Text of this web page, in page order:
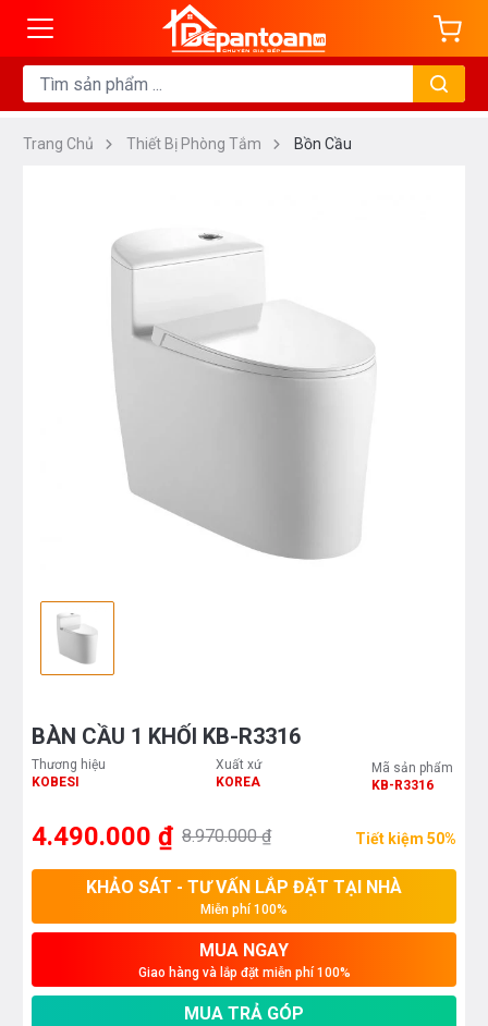
Trang Chủ Thiết Bị Phòng Tắm Bồn Cầu
BÀN CẦU 1 KHỐI KB-R3316
Thương hiệu
KOBESI
Xuất xứ
KOREA
Mã sản phẩm
KB-R3316
4.490.000 ₫ 8.970.000 ₫ Tiết kiệm 50%
KHẢO SÁT - TƯ VẤN LẮP ĐẶT TẠI NHÀ
Miễn phí 100%
MUA NGAY
Giao hàng và lắp đặt miễn phí 100%
MUA TRẢ GÓP